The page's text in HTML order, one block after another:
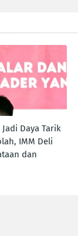
Jadi Daya Tarik
IMM Deli
dan